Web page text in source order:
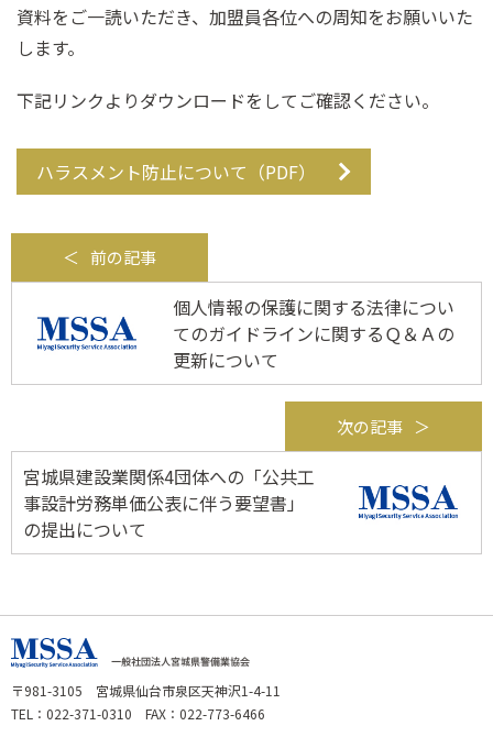
資料をご一読いただき、加盟員各位への周知をお願いいた
します。
下記リンクよりダウンロードをしてご確認ください。
ハラスメント防止について（PDF）
前の記事
個人情報の保護に関する法律につい
てのガイドラインに関するＱ＆Ａの
更新について
次の記事
宮城県建設業関係4団体への「公共工
事設計労務単価公表に伴う要望書」
の提出について
〒981-3105 宮城県仙台市泉区天神沢1-4-11
TEL：022-371-0310 FAX：022-773-6466